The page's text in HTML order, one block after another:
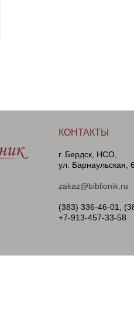
КОНТАКТЫ
г. Бердск, НСО,
ул. Барнаульская,
zakaz@biblionik.ru
(383) 336-46-01,
+7-913-457-33-58